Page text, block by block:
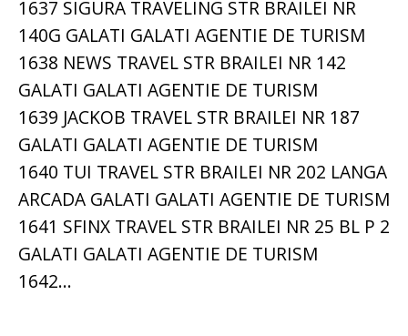
1637 SIGURA TRAVELING STR BRAILEI NR
140G GALATI GALATI AGENTIE DE TURISM
1638 NEWS TRAVEL STR BRAILEI NR 142
GALATI GALATI AGENTIE DE TURISM
1639 JACKOB TRAVEL STR BRAILEI NR 187
GALATI GALATI AGENTIE DE TURISM
1640 TUI TRAVEL STR BRAILEI NR 202 LANGA
ARCADA GALATI GALATI AGENTIE DE TURISM
1641 SFINX TRAVEL STR BRAILEI NR 25 BL P 2
GALATI GALATI AGENTIE DE TURISM
1642...